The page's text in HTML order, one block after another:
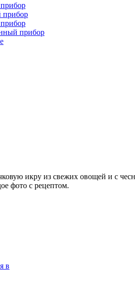
прибор
прибор
икру из свежих овощей и с
фото с рецептом.